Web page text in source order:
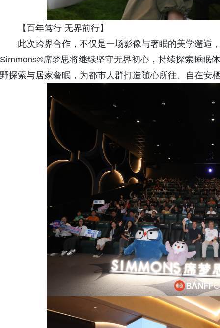
【百年笃行 无界前行】
此次跨界合作，不仅是一场影像与奢眠的美学邂逅
Simmons®席梦思将继续坚守无界初心，持续探索睡眠
野探索与居家奢眠，为都市人群打造随心所往、自在安